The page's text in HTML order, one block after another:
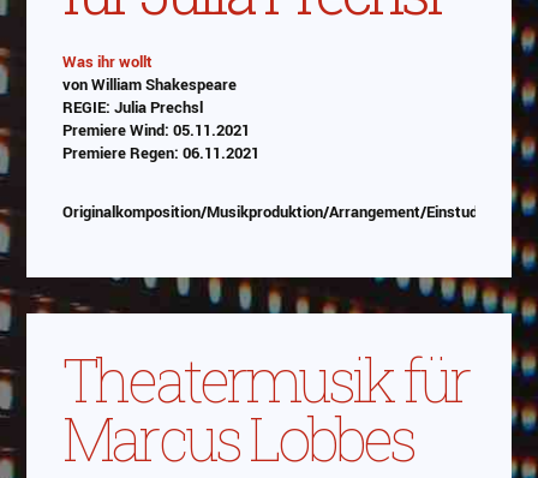
Abspielen
Das Video wird von Youtube eingebettet
abespielt. Es gilt die
Was ihr wollt
von William Shakespeare
REGIE: Julia Prechsl
Premiere Wind: 05.11.2021
Premiere Regen: 06.11.2021
Originalkomposition/Musikproduktion/Arrangement/Einstudierung/
Theatermusik für
Marcus Lobbes